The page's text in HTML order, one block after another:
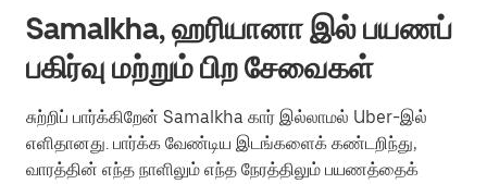
Samalkha, ஹரியானா இல் பயணப்
பகிர்வு மற்றும் பிற சேவைகள்
சுற்றிப் பார்க்கிறேன் Samalkha கார் இல்லாமல் Uber-இல்
எளிதானது. பார்க்க வேண்டிய இடங்களைக் கண்டறிந்து,
வாரத்தின் எந்த நாளிலும் எந்த நேரத்திலும் பயணத்தைக்